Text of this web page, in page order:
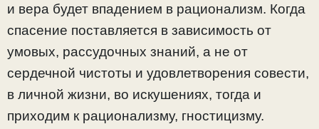
и вера будет впадением в рационализм. Когда
спасение поставляется в зависимость от
умовых, рассудочных знаний, а не от
сердечной чистоты и удовлетворения совести,
в личной жизни, во искушениях, тогда и
приходим к рационализму, гностицизму.